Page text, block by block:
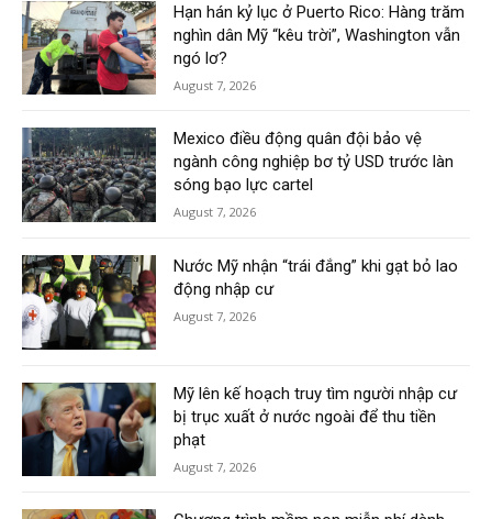
Hạn hán kỷ lục ở Puerto Rico: Hàng trăm
nghìn dân Mỹ “kêu trời”, Washington vẫn
ngó lơ?
August 7, 2026
Mexico điều động quân đội bảo vệ
ngành công nghiệp bơ tỷ USD trước làn
sóng bạo lực cartel
August 7, 2026
Nước Mỹ nhận “trái đắng” khi gạt bỏ lao
động nhập cư
August 7, 2026
Mỹ lên kế hoạch truy tìm người nhập cư
bị trục xuất ở nước ngoài để thu tiền
phạt
August 7, 2026